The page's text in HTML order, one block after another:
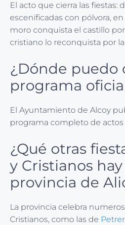
El acto que cierra las fiestas:
escenificadas con pólvora,
moro conquista el castillo
cristiano lo reconquista por
¿Dónde puedo
programa
El Ayuntamiento de Alcoy
programa completo de
¿Qué otras
y Cristianos
provincia de
La provincia celebra
Cristianos, como las de Petrer